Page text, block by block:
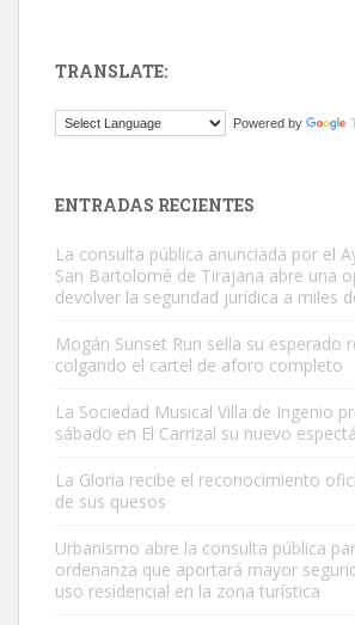
El ayuntamiento se va a llevar a Los Gatos
Gato manso encontrado
Este gato macho ha aparecido en la calle hace
es muy manso y extremadamente cari...
TRANSLATE:
Powered by
ENTRADAS RECIENTES
La consulta pública anunciada por el
San Bartolomé de Tirajana abre una
devolver la seguridad jurídica a miles
Mogán Sunset Run sella su esperado
colgando el cartel de aforo completo
La Sociedad Musical Villa de Ingenio
sábado en El Carrizal su nuevo
La Gloria recibe el reconocimiento
de sus quesos
Urbanismo abre la consulta pública
ordenanza que aportará mayor
uso residencial en la zona turística